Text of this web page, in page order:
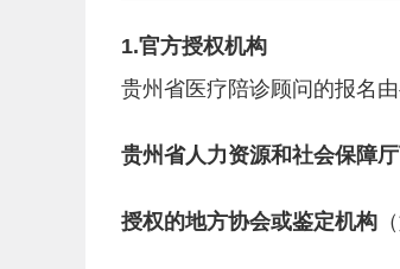
1.官方授权机构
贵州省医疗陪诊顾问的报名由
贵州省人力资源和社会保障
授权的地方协会或鉴定机构